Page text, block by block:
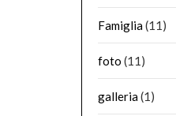
Famiglia(11)
foto (11)
galleria(1)